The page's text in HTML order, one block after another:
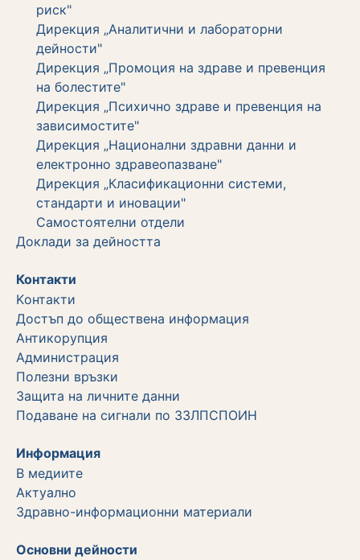
риск"
Дирекция „Аналитични и лабораторни
дейности"
Дирекция „Промоция на здраве и превенция
на болестите"
Дирекция „Психично здраве и превенция на
зависимостите"
Дирекция „Национални здравни данни и
електронно здравеопазване"
Дирекция „Класификационни системи,
стандарти и иновации"
Самостоятелни отдели
Дoклади за дейността
Контакти
Kонтакти
Достъп до обществена информация
Aнтикорупция
Администрация
Полезни връзки
Защита на личните данни
Подаване на сигнали по ЗЗЛПСПОИН
Информация
В медиите
Актуално
Здравно-информационни материали
Основни дейности